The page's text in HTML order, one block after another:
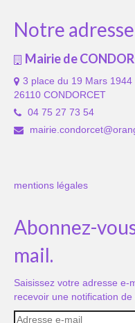
Notre adresse
Mairie de
3 place du 19 Mars 1944
26110 CONDORCET
04 75 27 73 54
mentions légales
Abonnez-
mail.
Saisissez votre adresse e-
recevoir une notification
Adresse